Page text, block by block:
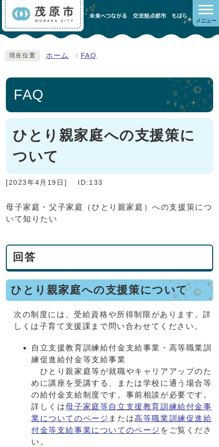
メニュー
現在位置 ホーム FAQ
FAQ
ひとり親家庭への支援策に
ついて
[2023年4月19日] ID:133
母子家庭・父子家庭（ひとり親家庭）への支援策につ
いて知りたい
回答
ひとり親家庭への支援策について
次の制度には、受給資格や所得制限があります。詳
しくは子育て支援課まで問い合わせてください。
自立支援教育訓練給付金支給事業・高等職業訓
練促進給付金等支給事業
ひとり親家庭等が就職やキャリアアップのた
めに講座を受講する、または学校に通う場合等
の給付金支給制度です。事前相談が必要です。
詳しくは母子家庭等自立支援教育訓練給付金事
業についてのページ または高等職業訓練促進給
付金等支給事業についてのページ をご覧くださ
い。